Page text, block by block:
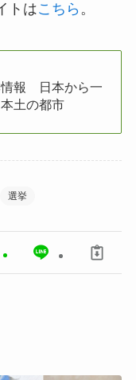
トはこちら 。
情報 日本から一
土の都市
選挙